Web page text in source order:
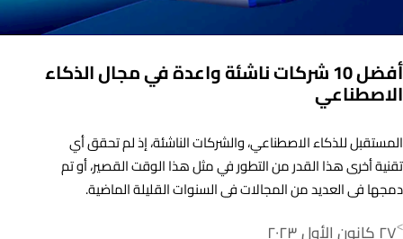
أفضل 10 شركات ناشئة واعدة في مجال الذكاء
الاصطناعي
المستقبل للذكاء الاصطناعي، والشركات الناشئة، إذ لم تحقق أي
تقنية أخرى هذا القدر من التطور في مثل هذا الوقت القصير، أو تم
دمجها في العديد من المجالات في السنوات القليلة الماضية.
>٢٧ كانون الأول ٢٠٢٣